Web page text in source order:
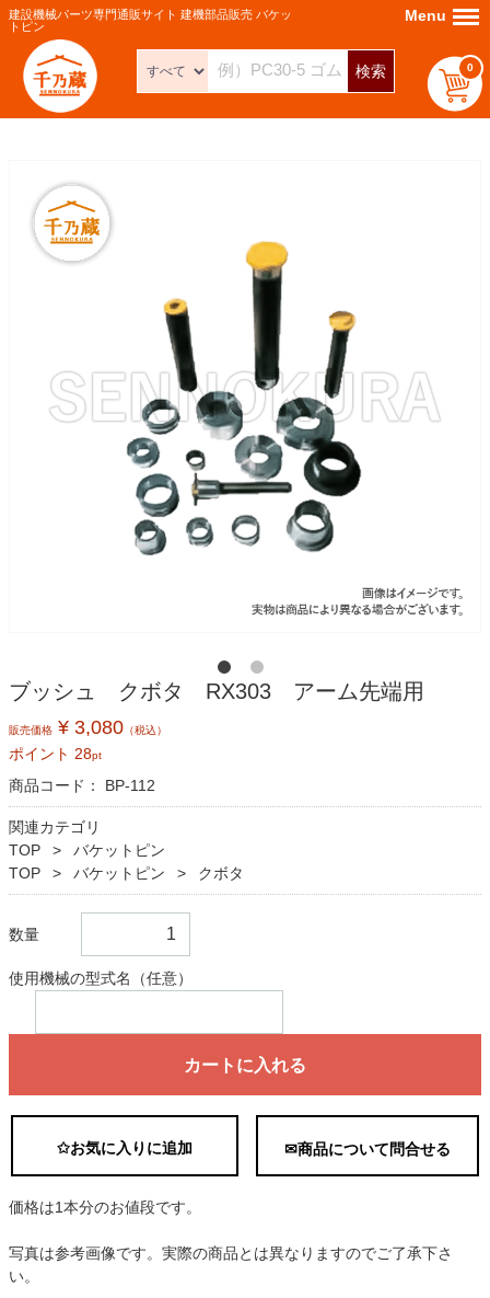
建設機械パーツ専門通販サイト 建機部品販売 バケッ
トピン
検索 0
Menu Menu
ブッシュ クボタ RX303 アーム先端用
販売価格 ¥ 3,080 （税込）
ポイント 28pt
商品コード： BP-112
関連カテゴリ
TOP
バケットピン
TOP
バケットピン クボタ
数量
使用機械の型式名（任意）
カートに入れる
✩お気に入りに追加 ✉商品について問合せる
価格は1本分のお値段です。
写真は参考画像です。実際の商品とは異なりますのでご了承下さ
い。